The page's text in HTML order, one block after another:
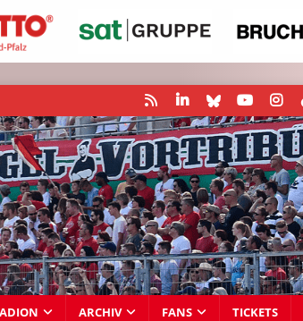
ARCHIV FANS TICKETS